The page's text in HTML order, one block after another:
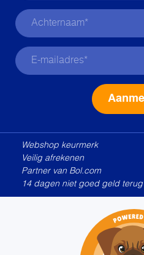
Webshop keurmerk
Veilig afrekenen
Partner van Bol.com
14 dagen niet goed geld terug